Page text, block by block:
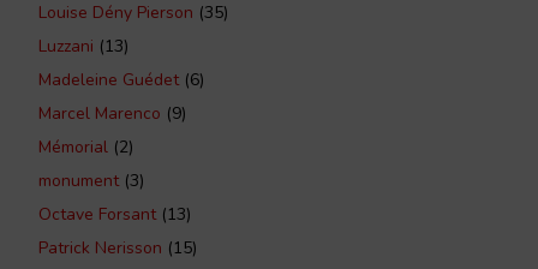
Louise Dény Pierson (35)
Luzzani (13)
Madeleine Guédet(6)
Marcel Marenco (9)
Mémorial (2)
monument(3)
Octave Forsant(13)
Patrick Nerisson (15)